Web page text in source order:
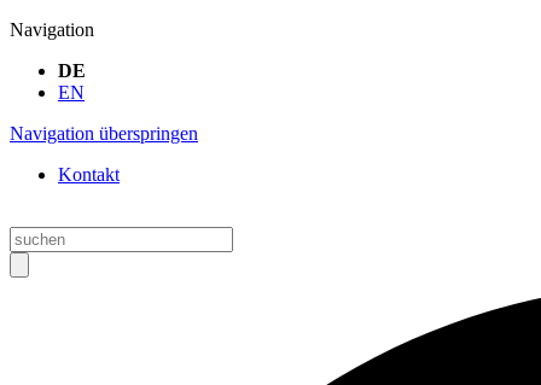
Navigation
DE
EN
Navigation überspringen
Kontakt